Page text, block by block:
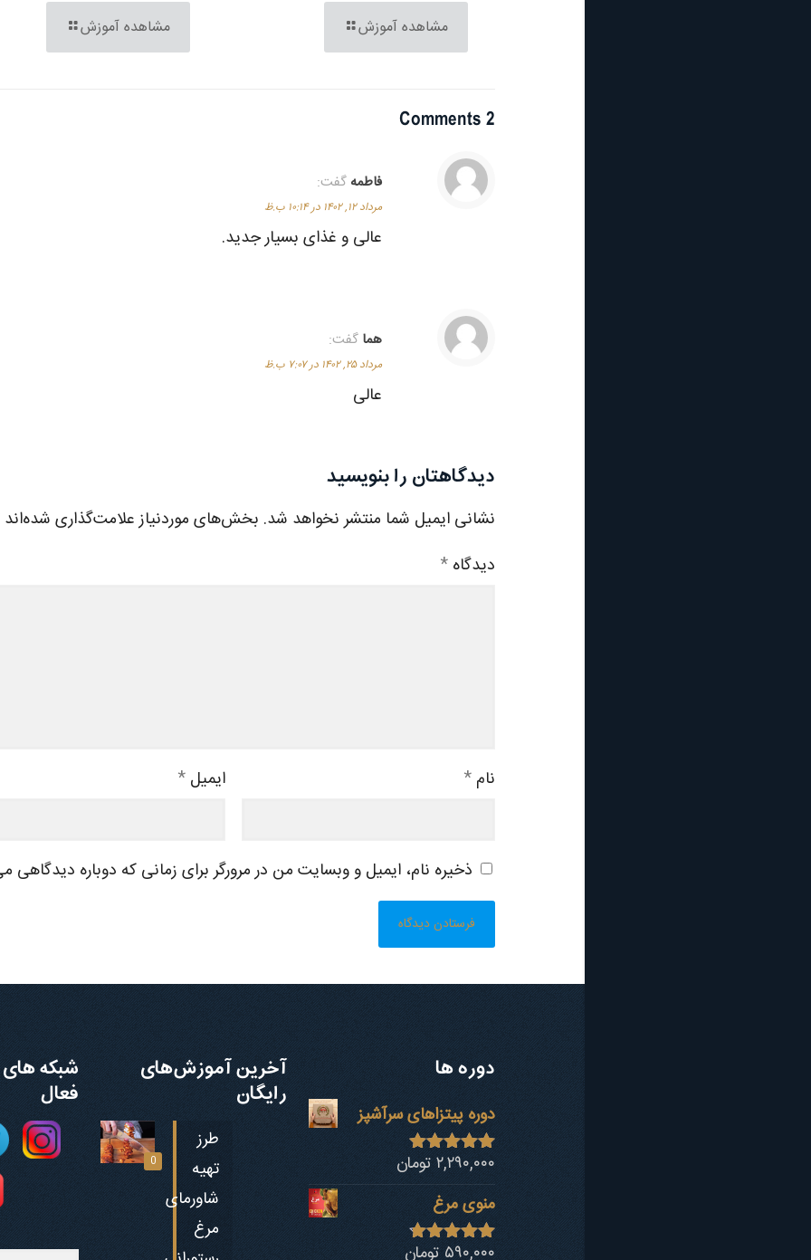
مشاهده آموزش مشاهده آموزش
2 Comments
فاطمه گفت:
مرداد ۱۲, ۱۴۰۲ در ۱۰:۱۴ ب.ظ
عالی و غذای بسیار جدید.
هما گفت:
مرداد ۲۵, ۱۴۰۲ در ۷:۰۷ ب.ظ
عالی
دیدگاهتان را بنویسید
نشانی ایمیل شما منتشر نخواهد شد. بخش‌های موردنیاز علامت‌گذاری شده‌اند
دیدگاه *
نام * ایمیل*
ذخیره نام، ایمیل و وبسایت من در مرورگر برای زمانی که دوباره دیدگاهی
دوره ها
دوره پیتزاهای سرآشپز
نمره4.94
از 5
۲,۲۹۰,۰۰۰ تومان
منوی مرغ
نمره4.68۵۹۰,۰۰۰ تومان
آخرین آموزش‌های
رایگان
0
طرز
تهیه
شاورمای
مرغ
شبکه
فعال